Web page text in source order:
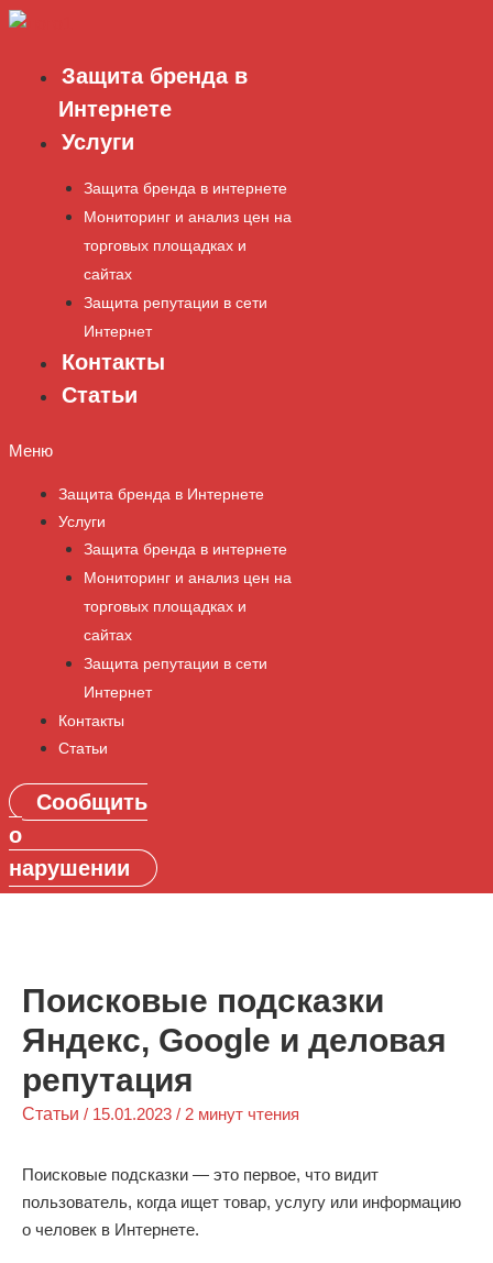
Перейти
содержимомуЗащита бренда в
Интернете
Услуги
Защита бренда в интернете
Мониторинг и анализ цен на
торговых площадках и
сайтах
Защита репутации в сети
Интернет
Контакты
Статьи
Меню
Защита бренда в Интернете
Услуги
Защита бренда в интернете
Мониторинг и анализ цен на
торговых площадках и
сайтах
Защита репутации в сети
Интернет
Контакты
Статьи
Сообщить
о
нарушении
Поисковые подсказки
Яндекс, Google и деловая
репутация
Статьи / 15.01.2023 / 2 минут чтения
Поисковые подсказки — это первое, что видит
пользователь, когда ищет товар, услугу или информацию
о человек в Интернете.